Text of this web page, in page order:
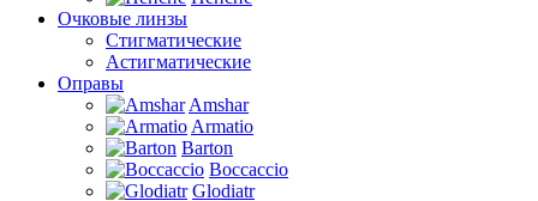
Очковые линзы
Стигматические
Астигматические
Оправы
Amshar
Armatio
Barton
Boccaccio
Glodiatr